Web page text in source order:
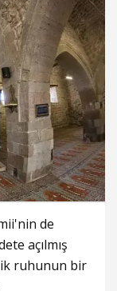
de
açılmış
ruhunun bir